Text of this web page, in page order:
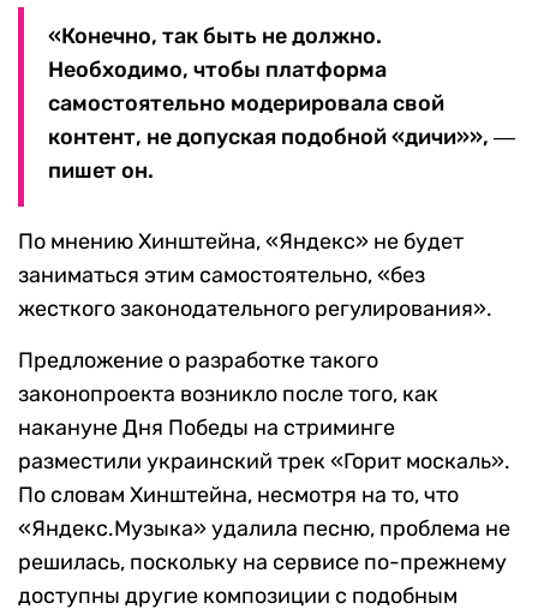
«Конечно, так быть не должно.
Необходимо, чтобы платформа
самостоятельно модерировала свой
контент, не допуская подобной «дичи»», ―
пишет он.
По мнению Хинштейна, «Яндекс» не будет
заниматься этим самостоятельно, «без
жесткого законодательного регулирования».
Предложение о разработке такого
законопроекта возникло после того, как
накануне Дня Победы на стриминге
разместили украинский трек «Горит москаль».
По словам Хинштейна, несмотря на то, что
«Яндекс.Музыка» удалила песню, проблема не
решилась, поскольку на сервисе по-прежнему
доступны другие композиции с подобным